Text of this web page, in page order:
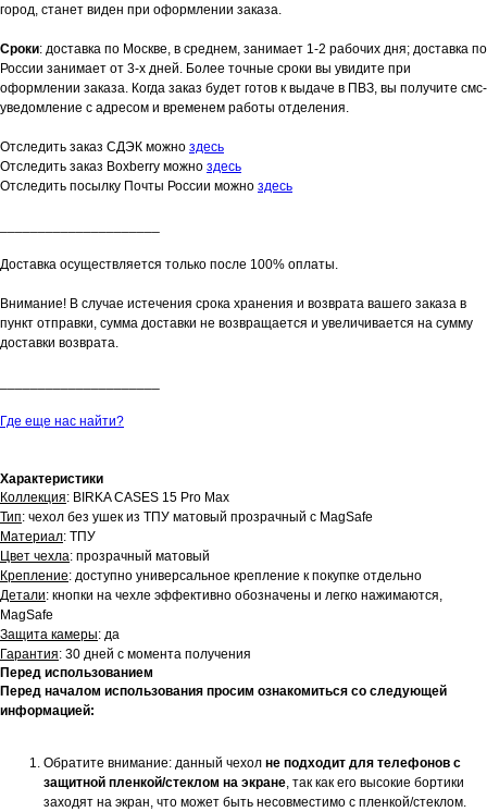
город, станет виден при оформлении заказа.
Сроки: доставка по Москве, в среднем, занимает 1-2 рабочих дня; доставка по
России занимает от 3-х дней. Более точные сроки вы увидите при
оформлении заказа. Когда заказ будет готов к выдаче в ПВЗ, вы получите смс-
уведомление с адресом и временем работы отделения.
Отследить заказ СДЭК можно здесь
Отследить заказ Boxberry можно здесь
Отследить посылку Почты России можно здесь
Доставка осуществляется только после 100% оплаты.
Внимание! В случае истечения срока хранения и возврата вашего заказа в
пункт отправки, сумма доставки не возвращается и увеличивается на сумму
доставки возврата.
Где еще нас найти?
Характеристики
Коллекция: BIRKA CASES 15 Pro Max
Тип: чехол без ушек из ТПУ матовый прозрачный с MagSafe
Материал: ТПУ
Цвет чехла: прозрачный матовый
Крепление: доступно универсальное крепление к покупке отдельно
Детали: кнопки на чехле эффективно обозначены и легко нажимаются,
MagSafe
Защита камеры: да
Гарантия: 30 дней с момента получения
Перед использованием
Перед началом использования просим ознакомиться со следующей
информацией:
Обратите внимание: данный чехол не подходит для телефонов с
защитной пленкой/стеклом на экране, так как его высокие бортики
заходят на экран, что может быть несовместимо с пленкой/стеклом.